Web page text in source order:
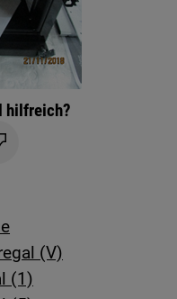
hilfreich?
(V)
(1)